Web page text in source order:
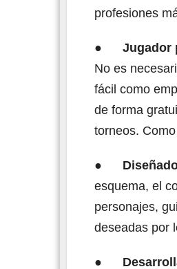
profesiones
● Jugador
No es
fácil como
de forma
torneos.
●
esquema, el
personajes,
deseadas por
●